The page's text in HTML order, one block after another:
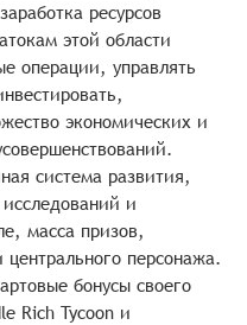
ресурсов
этой области
операции, управлять
экономических и
система развития,
и
масса призов,
персонажа.
бонусы своего
Rich Tycoon и